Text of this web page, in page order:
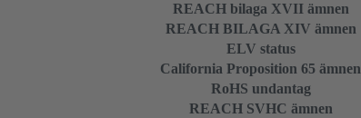
REACH bilaga XVII ämnen
REACH BILAGA XIV ämnen
ELV status
California Proposition 65 ämnen
RoHS undantag
REACH SVHC ämnen